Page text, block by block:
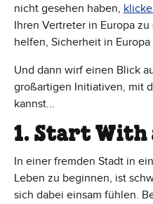
nicht gesehen haben,
Ihren Vertreter in Europa
helfen, Sicherheit in
Und dann wirf einen Blick
großartigen Initiativen, mit
kannst...
1. Start With
In einer fremden Stadt in
Leben zu beginnen, ist
sich dabei einsam fühlen.